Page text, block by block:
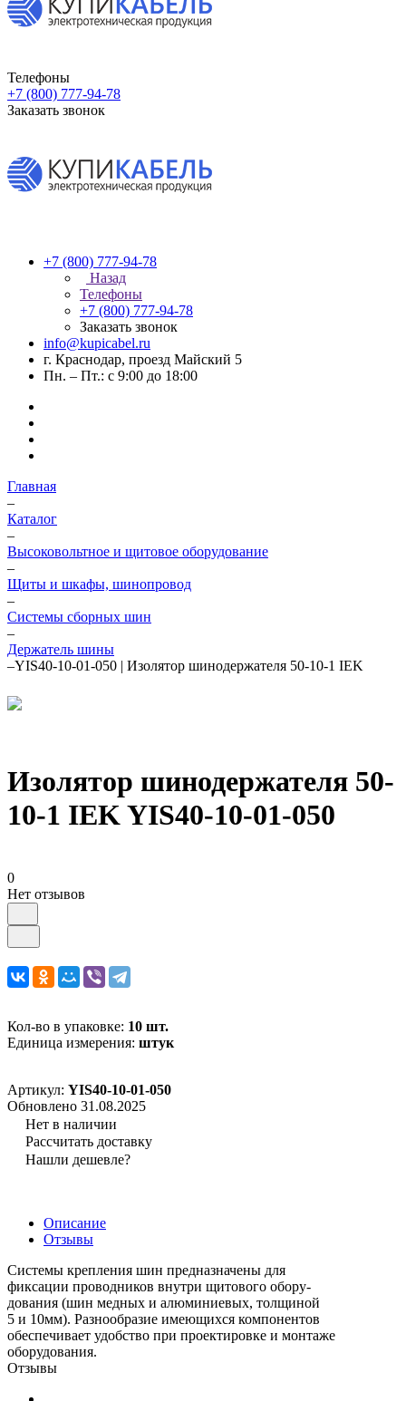
Телефоны
+7 (800) 777-94-78
Заказать звонок
+7 (800) 777-94-78
Назад
Телефоны
+7 (800) 777-94-78
Заказать звонок
info@kupicabel.ru
г. Краснодар, проезд Майский 5
Пн. – Пт.: с 9:00 до 18:00
Главная
–
Каталог
–
Высоковольтное и щитовое оборудование
–
Щиты и шкафы, шинопровод
–
Системы сборных шин
–
Держатель шины
–YIS40-10-01-050 | Изолятор шинодержателя 50-10-1 IEK
Изолятор шинодержателя 50-
10-1 IEK YIS40-10-01-050
0
Нет отзывов
Кол-во в упаковке: 10 шт.
Единица измерения: штук
Артикул: YIS40-10-01-050
Обновлено 31.08.2025
Нет в наличии
Рассчитать доставку
Нашли дешевле?
Описание
Отзывы
Системы крепления шин предназначены для
фиксации проводников внутри щитового обору-
дования (шин медных и алюминиевых, толщиной
5 и 10мм). Разнообразие имеющихся компонентов
обеспечивает удобство при проектировке и монтаже
оборудования.
Отзывы